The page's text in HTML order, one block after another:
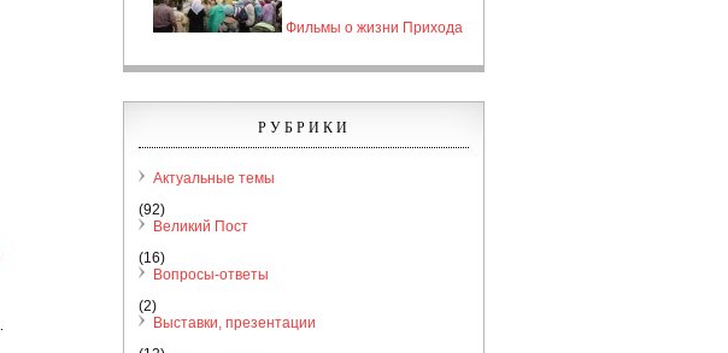
Фильмы о жизни Прихода
РУБРИКИ
Актуальные темы
(92)
Великий Пост
(16)
Вопросы-ответы
(2)
Выставки, презентации